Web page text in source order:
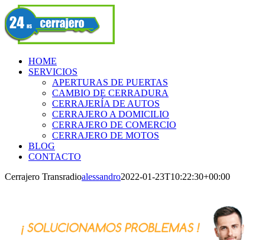
Skip
to
content
Facebook
HOME
SERVICIOS
APERTURAS DE PUERTAS
CAMBIO DE CERRADURA
CERRAJERÍA DE AUTOS
CERRAJERO A DOMICILIO
CERRAJERO DE COMERCIO
CERRAJERO DE MOTOS
BLOG
CONTACTO
Cerrajero Transradioalessandro2022-01-23T10:22:30+00:00